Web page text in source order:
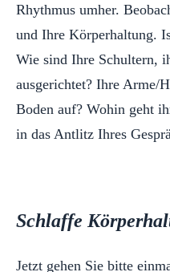
Rhythmus umher.
und Ihre Körperhaltung.
Wie sind Ihre Schultern,
ausgerichtet? Ihre Arme/
Boden auf? Wohin geht
in das Antlitz Ihres
Schlaffe
Jetzt gehen Sie bitte